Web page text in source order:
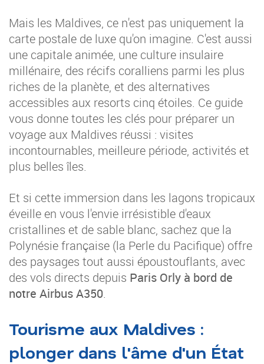
Mais les Maldives, ce n'est pas uniquement la
carte postale de luxe qu'on imagine. C'est aussi
une capitale animée, une culture insulaire
millénaire, des récifs coralliens parmi les plus
riches de la planète, et des alternatives
accessibles aux resorts cinq étoiles. Ce guide
vous donne toutes les clés pour préparer un
voyage aux Maldives réussi : visites
incontournables, meilleure période, activités et
plus belles îles.
Et si cette immersion dans les lagons tropicaux
éveille en vous l'envie irrésistible d'eaux
cristallines et de sable blanc, sachez que la
Polynésie française (la Perle du Pacifique) offre
des paysages tout aussi époustouflants, avec
des vols directs depuis Paris Orly à bord de
notre Airbus A350.
Tourisme aux Maldives :
plonger dans l'âme d'un État